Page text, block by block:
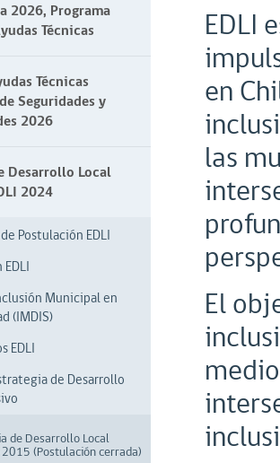
2026, Programa
Técnicas
Técnicas
Seguridades y
2026
Desarrollo Local
2024
Postulación EDLI
Municipal en
(IMDIS)
EDLI
de Desarrollo
de Desarrollo Local
(Postulación cerrada)
EDLI
en
las
El